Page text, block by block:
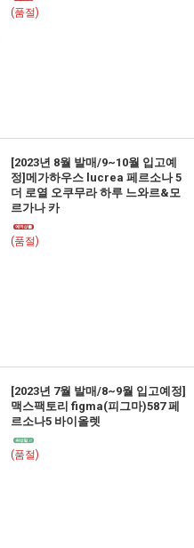
(품절)
[2023년 8월 발매/9~10월 입고예
정]메가하우스 lucrea 페르소나 5
더 로열 오쿠무라 하루 느와르&모
르가나 카
(품절)
[2023년 7월 발매/8~9월 입고예정]
맥스팩토리 figma(피그마)587 페
르소나5 바이올렛
(품절)